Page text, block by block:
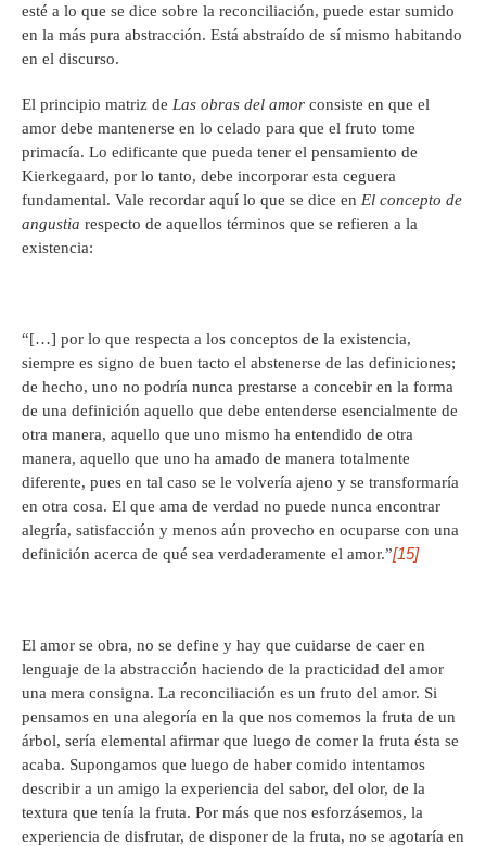
esté a lo que se dice sobre la reconciliación, puede estar sumido
en la más pura abstracción. Está abstraído de sí mismo habitando
en el discurso.
El principio matriz de Las obras del amor consiste en que el
amor debe mantenerse en lo celado para que el fruto tome
primacía. Lo edificante que pueda tener el pensamiento de
Kierkegaard, por lo tanto, debe incorporar esta ceguera
fundamental. Vale recordar aquí lo que se dice en El concepto de
angustia respecto de aquellos términos que se refieren a la
existencia:
“[…] por lo que respecta a los conceptos de la existencia,
siempre es signo de buen tacto el abstenerse de las definiciones;
de hecho, uno no podría nunca prestarse a concebir en la forma
de una definición aquello que debe entenderse esencialmente de
otra manera, aquello que uno mismo ha entendido de otra
manera, aquello que uno ha amado de manera totalmente
diferente, pues en tal caso se le volvería ajeno y se transformaría
en otra cosa. El que ama de verdad no puede nunca encontrar
alegría, satisfacción y menos aún provecho en ocuparse con una
definición acerca de qué sea verdaderamente el amor.”[15]
El amor se obra, no se define y hay que cuidarse de caer en
lenguaje de la abstracción haciendo de la practicidad del amor
una mera consigna. La reconciliación es un fruto del amor. Si
pensamos en una alegoría en la que nos comemos la fruta de un
árbol, sería elemental afirmar que luego de comer la fruta ésta se
acaba. Supongamos que luego de haber comido intentamos
describir a un amigo la experiencia del sabor, del olor, de la
textura que tenía la fruta. Por más que nos esforzásemos, la
experiencia de disfrutar, de disponer de la fruta, no se agotaría en